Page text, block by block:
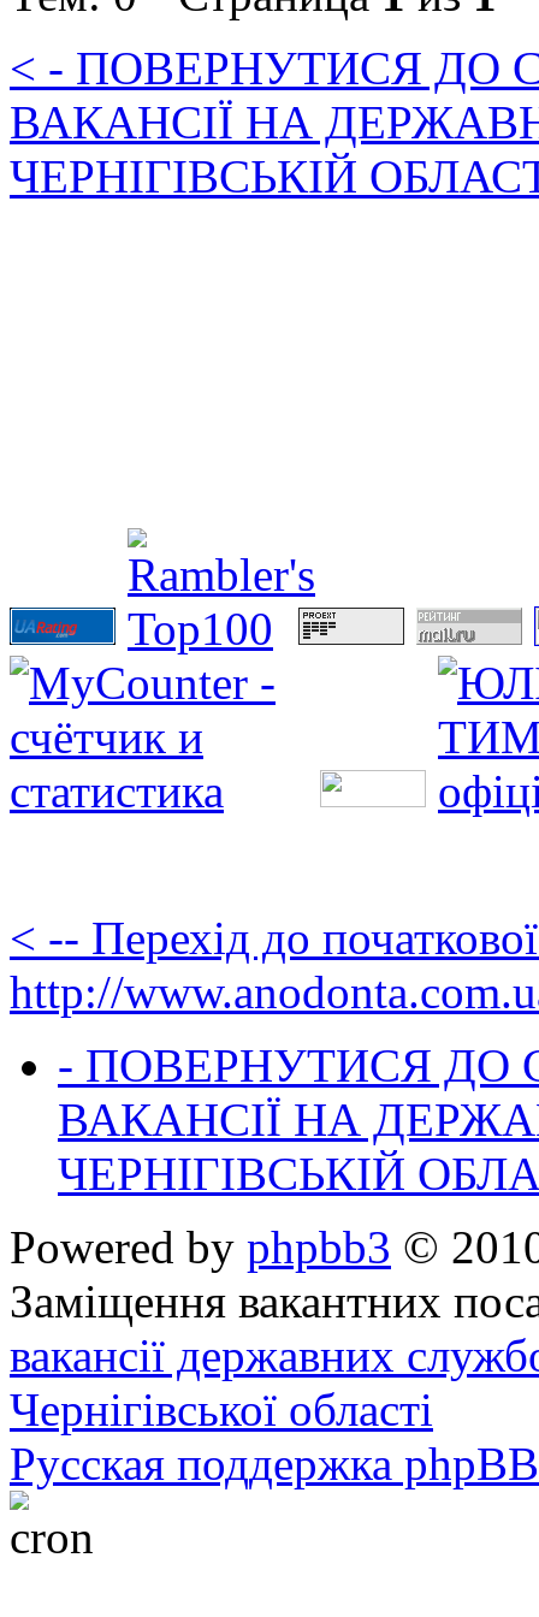
< - ПОВЕРНУТИСЯ ДО
ВАКАНСІЇ НА
ЧЕРНІГІВСЬКІЙ
< -- Перехід до
http://
- ПОВЕРНУТИСЯ ДО
ВАКАНСІЇ НА
ЧЕРНІГІВСЬКІЙ
Powered by phpbb3 ©
Заміщення вакантних
вакансії державних
Чернігівської області
Русская поддержка phpBB